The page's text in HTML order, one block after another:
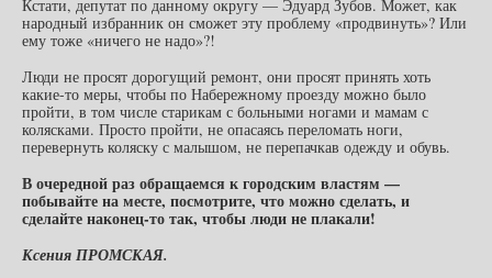
Кстати, депутат по данному округу — Эдуард Зубов. Может, как
народный избранник он сможет эту проблему «продвинуть»? Или
ему тоже «ничего не надо»?!
Люди не просят дорогущий ремонт, они просят принять хоть
какие-то меры, чтобы по Набережному проезду можно было
пройти, в том числе старикам с больными ногами и мамам с
колясками. Просто пройти, не опасаясь переломать ноги,
перевернуть коляску с малышом, не перепачкав одежду и обувь.
В очередной раз обращаемся к городским властям —
побывайте на месте, посмотрите, что можно сделать, и
сделайте наконец-то так, чтобы люди не плакали!
Ксения ПРОМСКАЯ.